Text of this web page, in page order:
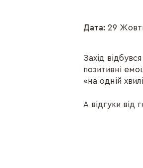
Дата:29
Захід
позитивні
«на одній
А відгуки від